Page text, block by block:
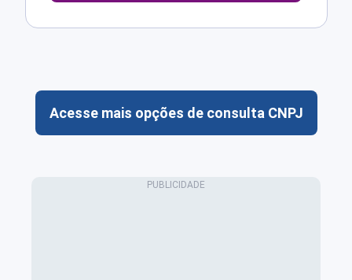
Acesse mais opções de consulta CNPJ